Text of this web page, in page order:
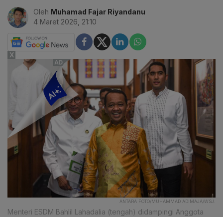
Oleh Muhamad Fajar Riyandanu
4 Maret 2026, 21:10
ANTARA FOTO/MUHAMMAD ADIMAJA/WSJ.
Menteri ESDM Bahlil Lahadalia (tengah) didampingi Anggota
X